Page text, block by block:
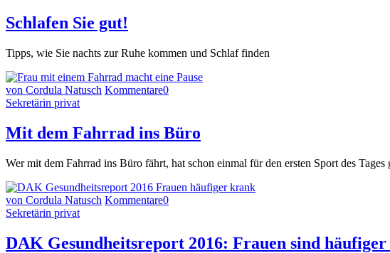
Schlafen Sie gut!
Tipps, wie Sie nachts zur Ruhe kommen und Schlaf finden
von Cordula Natusch Kommentare0
Sekretärin privat
Mit dem Fahrrad ins Büro
Wer mit dem Fahrrad ins Büro fährt, hat schon einmal für den ersten Sport des
von Cordula Natusch Kommentare0
Sekretärin privat
DAK Gesundheitsreport 2016: Frauen sind